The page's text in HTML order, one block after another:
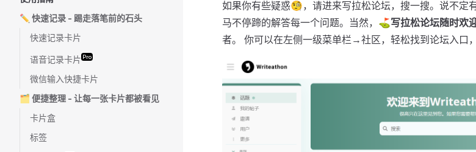
✏️ 快速记录 - 踢走落笔前的石头
快速记录卡片
语音记录卡片 Pro
微信输入快捷卡片
🗂️ 便捷整理 - 让每一张卡片都被看见
卡片盒
标签
如果你有些疑惑🧐，请进来写拉松论坛，搜一搜。说不定
马不停蹄的解答每一个问题。当然， ⛳写拉松论坛随时欢
者。 你可以在左侧一级菜单栏→社区，轻松找到论坛入口